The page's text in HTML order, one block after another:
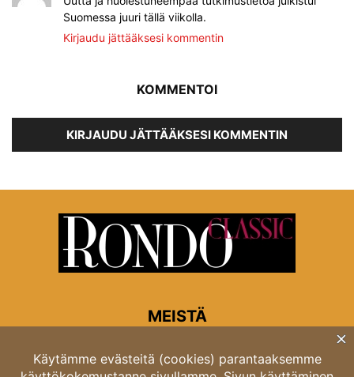
Suomessa juuri tällä viikolla.
Kirjaudu jättääksesi kommentin
KOMMENTOI
KIRJAUDU JÄTTÄÄKSESI KOMMENTIN
MEISTÄ
Rondon toimitus
Opastinsilta 6A 00520 Helsinki